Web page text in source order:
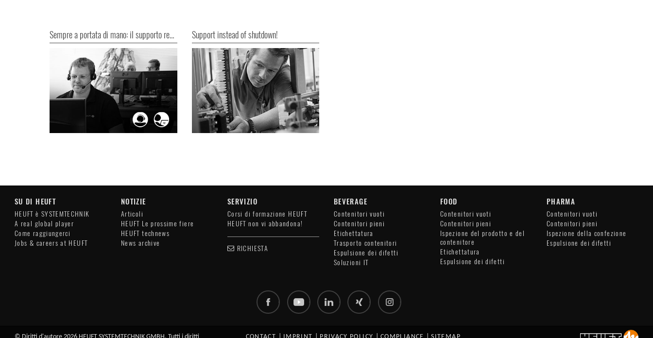
Sempre a portata di mano: il supporto remoto offerto da HEUFT Support instead of shutdown!
SU DI HEUFT
HEUFT è SYSTEMTECHNIK
A real global player
Come raggiungerci
Jobs & careers at HEUFT
NOTIZIE
Articoli
HEUFT Le prossime fiere
HEUFT technews
News archive
SERVIZIO
Corsi di formazione HEUFT
HEUFT non vi abbandona!
RICHIESTA
BEVERAGE
Contenitori vuoti
Contenitori pieni
Etichettatura
Trasporto contenitori
Espulsione dei difetti
Soluzioni IT
FOOD
Contenitori vuoti
Contenitori pieni
Ispezione del prodotto e del
contenitore
Etichettatura
Espulsione dei difetti
PHARMA
Contenitori vuoti
Contenitori pieni
Ispezione della confezione
Espulsione dei difetti